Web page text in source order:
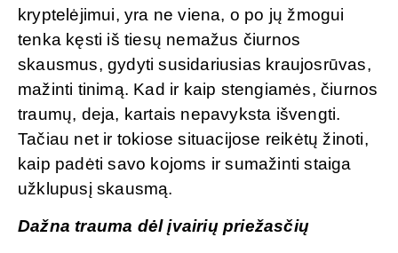
kryptelėjimui, yra ne viena, o po jų žmogui
tenka kęsti iš tiesų nemažus čiurnos
skausmus, gydyti susidariusias kraujosrūvas,
mažinti tinimą. Kad ir kaip stengiamės, čiurnos
traumų, deja, kartais nepavyksta išvengti.
Tačiau net ir tokiose situacijose reikėtų žinoti,
kaip padėti savo kojoms ir sumažinti staiga
užklupusį skausmą.
Dažna trauma dėl įvairių priežasčių